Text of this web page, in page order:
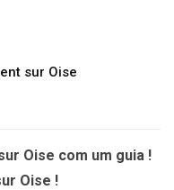
:sur Oise
Oise com um guia !
Oise !